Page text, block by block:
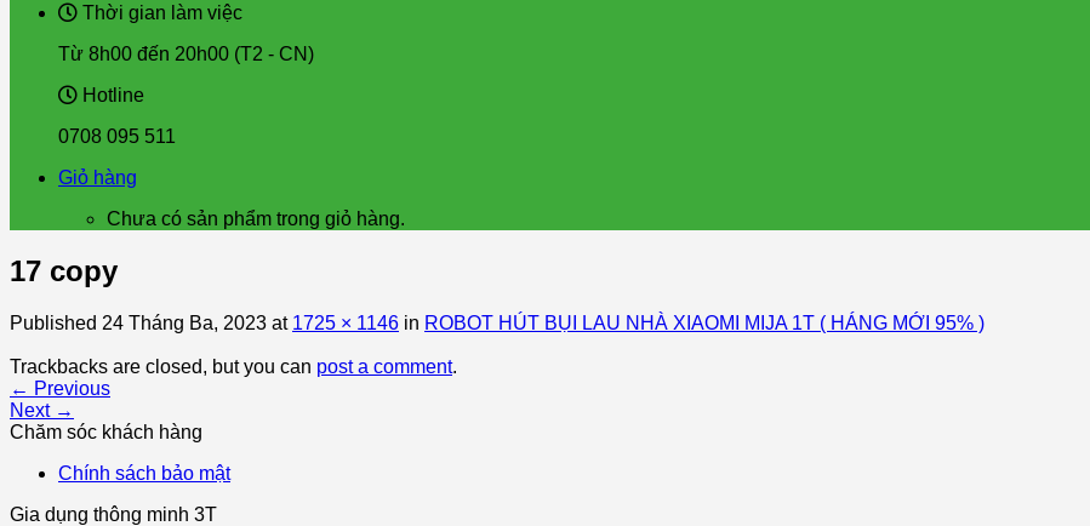
Thời gian làm việc
Từ 8h00 đến 20h00 (T2 - CN)
Hotline
0708 095 511
Giỏ hàng
Chưa có sản phẩm trong giỏ hàng.
17 copy
Published 24 Tháng Ba, 2023 at 1725 × 1146 in ROBOT HÚT BỤI LAU NHÀ XIAOMI MIJA 1T ( HÁNG MỚI 95% )
Trackbacks are closed, but you can post a comment.
← Previous
Next →
Chăm sóc khách hàng
Chính sách bảo mật
Gia dụng thông minh 3T